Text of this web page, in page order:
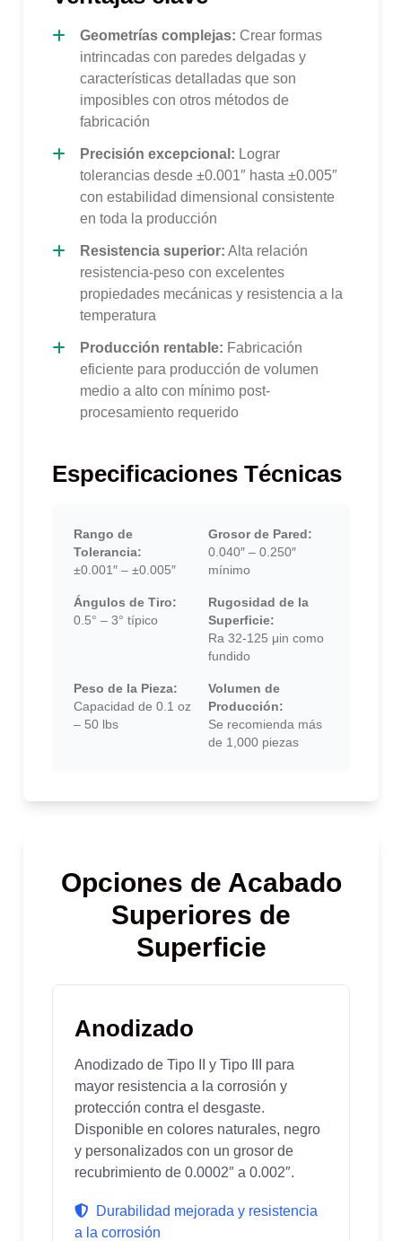
Geometrías complejas: Crear formas
intrincadas con paredes delgadas y
características detalladas que son
imposibles con otros métodos de
fabricación
Precisión excepcional: Lograr
tolerancias desde ±0.001″ hasta ±0.005″
con estabilidad dimensional consistente
en toda la producción
Resistencia superior: Alta relación
resistencia-peso con excelentes
propiedades mecánicas y resistencia a la
temperatura
Producción rentable: Fabricación
eficiente para producción de volumen
medio a alto con mínimo post-
procesamiento requerido
Especificaciones Técnicas
Rango de
Tolerancia:
±0.001″ – ±0.005″
Grosor de Pared:
0.040″ – 0.250″
mínimo
Ángulos de Tiro:
0.5° – 3° típico
Rugosidad de la
Superficie:
Ra 32-125 μin como
fundido
Peso de la Pieza:
Capacidad de 0.1 oz
– 50 lbs
Volumen de
Producción:
Se recomienda más
de 1,000 piezas
Opciones de Acabado
Superiores de
Superficie
Anodizado
Anodizado de Tipo II y Tipo III para
mayor resistencia a la corrosión y
protección contra el desgaste.
Disponible en colores naturales, negro
y personalizados con un grosor de
recubrimiento de 0.0002″ a 0.002″.
Durabilidad mejorada y resistencia
a la corrosión